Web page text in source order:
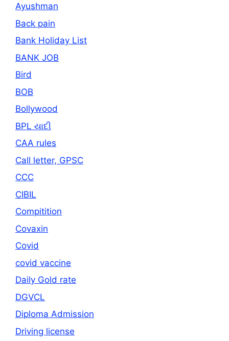
Ayushman
Back pain
Bank Holiday List
BANK JOB
Bird
BOB
Bollywood
BPL યાદી
CAA rules
Call letter, GPSC
CCC
CIBIL
Compitition
Covaxin
Covid
covid vaccine
Daily Gold rate
DGVCL
Diploma Admission
Driving license